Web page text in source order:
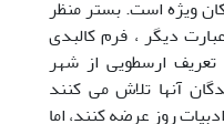
ویژه است. بستر منظر
دیگر ، فرم کالبدی
ارسطویی از شهر
آنها تلاش می کنند
روز عرضه کنند، اما